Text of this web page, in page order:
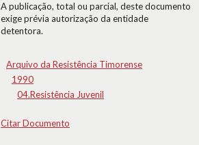
A publicação, total ou parcial, deste documento
exige prévia autorização da entidade
detentora.
Arquivo da Resistência Timorense
1990
04.Resistência Juvenil
Citar Documento